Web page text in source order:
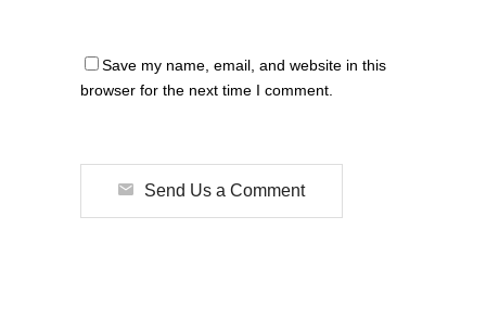
Save my name, email, and website in this
browser for the next time I comment.
Send Us a Comment